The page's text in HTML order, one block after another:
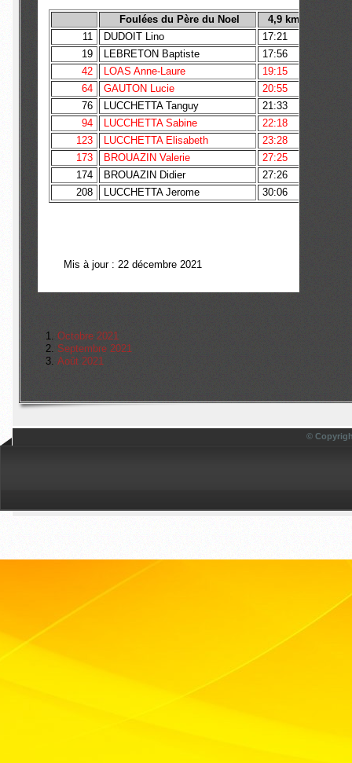
Foulées du Père du Noel
4,9 km
11
DUDOIT Lino 17:21
19
LEBRETON Baptiste 17:56
42
LOAS Anne-Laure 19:15
64
GAUTON Lucie 20:55
76
LUCCHETTA Tanguy
21:33
94
LUCCHETTA Sabine 22:18
123
LUCCHETTA Elisabeth
23:28
173
BROUAZIN Valerie
27:25
174
BROUAZIN Didier
27:26
208
LUCCHETTA Jerome 30:06
Mis à jour : 22 décembre 2021
Octobre 2021
Septembre 2021
Août 2021
©